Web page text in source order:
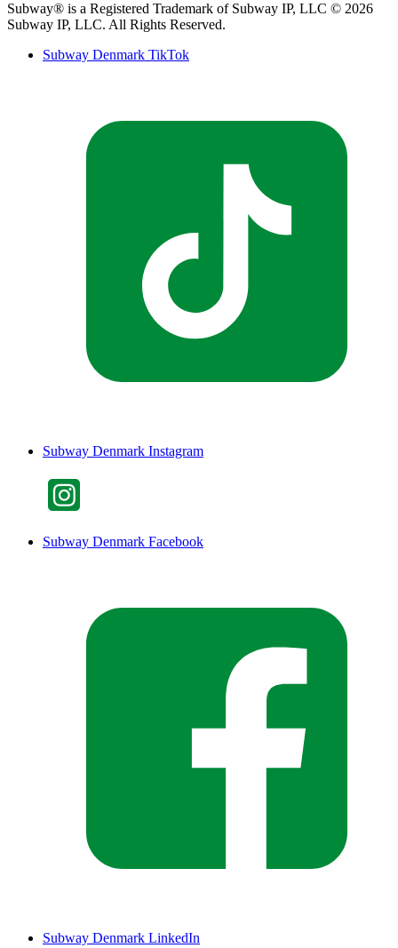
Subway® is a Registered Trademark of Subway IP, LLC © 2026
Subway IP, LLC. All Rights Reserved.​​​​‌ ‍ ​‍​‍‌‍ ‌ ​‍‌‍‍‌‌‍‌ ‌‍‍‌‌‍ ‍​‍​‍​ ‍‍​‍​‍‌ ​ ‌‍​‌‌‍ ‍‌‍‍‌‌ ‌​‌ ‍‌​‍ ‍‌‍‍‌‌‍ ​‍​‍​‍ ​​‍​‍‌‍‍​‌ ​‍‌‍‌‌‌‍‌‍​‍​‍​ ‍‍​‍​‍‌‍‍​‌ ‌​‌ ‌​‌ ​​‌ ​ ​ ‍‍​‍ ​‍ ‌‍ ‍‌‍ ‌ ​‍‌‍‌​‌‍‍‌‌‍​ ​‍ ‌‌‍​‍‌‍‍‌‌ ‌​‌‍‌‌‌ ​ ​‍ ‌‌‍‌ ‌ ​‍‌‍ ‌ ‌‌‌ ​​​‍ ‌‌ ​ ‌ ‌​‌ ‌‌‌‍‌​‌‍‍‌‌‍ ​‍ ‍‌ ‌‍‌‍‌‌‌ ​‍‌‍​ ‌‍‌‌‌‍ ​​‍ ‍‌‍​‌‌ ​​‌ ​​​‍ ‌‍‍‌‌‍ ‍‌ ‌​‌‍‌‌‌‍ ‍‌ ‌​​‍ ‌‍‌‌‌‍‌​‌‍‍‌‌ ‌​​‍ ‌‍ ‌‌‍ ‌‍‌​‌‍‌‌​ ‌‌ ​​‌ ​‍‌‍‌‌‌ ​ ‌‍‌‌‌‍ ‍‌ ‌​‌‍​‌‌ ‌​‌‍‍‌‌‍ ‌‍ ‍​ ‍ ‌‍‍‌‌‍‌​​ ‌​ ‌‍​ ​ ‌‍‌​​ ‌‌​ ​ ‌‍​‍​ ​‌​ ​​​‍ ‌​ ​‍​ ​‌​ ‌‌​ ​​​‍ ‌​ ‌​‌‍​ ‌‍​ ​ ​​​‍ ‌​ ‍​‌‍‌‌​ ‍‌​ ​‍​‍ ‌​ ‌ ‌‍‌‌​ ​‍​ ​‌​ ​‍​ ​ ​ ​ ‌‍‌‍‌‍​‍​ ‌‌​ ‍​‌‍​‌​ ‍ ‌ ‌​‌ ‍‌‌ ​​‌‍‌‌​ ‌‌ ‌ ‌‍‌‌‌‍​‍‌ ​ ‌‍‍‌‌ ‌​‌‍‌‌‌​‌‍‌‍ ‌‍ ‌ ‌​‌‍‌‌‌ ​‍​ ‍ ‌ ​​‌‍​‌‌ ‌​‌‍‍​​ ‌‌‍​ ‌‍ ‌ ​​‌ ‍‌‌ ​‍‌‍‍‌‌‍‌ ‌‍‍​‌ ‌​‌​ ‍‌‍ ‌ ‌​‌‍‍‌‌‍​ ‌‍‌‌​‍‌‌​ ‌‌‌​​‍‌‌ ‌‍‍ ‌‍‌‌‌ ‍‌​‍‌‌​ ​ ‌​‌​​‍‌‌​ ​ ‌​‌​​‍‌‌​ ​‍​ ​‍‌‍‌‌‌‍ ‍​‍‌‌​ ​‍​ ​‍​‍‌‌​ ‌‌‌​‌​​‍ ‍‌ ‌‍‌‍​‌‌‍ ​‌ ‌‌‌‍‌‌​ ‌‍​‍‌‍​‌‌ ​ ‌‍‌‌‌‌‌‌‌ ​‍‌‍ ​​ ‌‌‍‍​‌ ‌​‌ ‌​‌ ​​‌ ​ ​‍‌‌​ ​ ‌​​‌​‍‌‌​ ​‍‌​‌‍​‍‌‌​ ​‍‌​‌‍‌‍ ‍‌‍ ‌ ​‍‌‍‌​‌‍‍‌‌‍​ ​‍ ‌‌‍​‍‌‍‍‌‌ ‌​‌‍‌‌‌ ​ ​‍ ‌‌‍‌ ‌ ​‍‌‍ ‌ ‌‌‌ ​​​‍ ‌‌ ​ ‌ ‌​‌ ‌‌‌‍‌​‌‍‍‌‌‍ ​‍ ‍‌ ‌‍‌‍‌‌‌ ​‍‌‍​ ‌‍‌‌‌‍ ​​‍ ‍‌‍​‌‌ ​​‌ ​​​‍‌‍‌‍‍‌‌‍‌​​ ‌​ ‌‍​ ​ ‌‍‌​​ ‌‌​ ​ ‌‍​‍​ ​‌​ ​​​‍ ‌​ ​‍​ ​‌​ ‌‌​ ​​​‍ ‌​ ‌​‌‍​ ‌‍​ ​ ​​​‍ ‌​ ‍​‌‍‌‌​ ‍‌​ ​‍​‍ ‌​ ‌ ‌‍‌‌​ ​‍​ ​‌​ ​‍​ ​ ​ ​ ‌‍‌‍‌‍​‍​ ‌‌​ ‍​‌‍​‌​‍‌‍‌ ‌​‌ ‍‌‌ ​​‌‍‌‌​ ‌‌ ‌ ‌‍‌‌‌‍​‍‌ ​ ‌‍‍‌‌ ‌​‌‍‌‌‌​‌‍‌‍ ‌‍ ‌ ‌​‌‍‌‌‌ ​‍​‍‌‍‌ ​​‌‍​‌‌ ‌​‌‍‍​​ ‌‌‍​ ‌‍ ‌ ​​‌ ‍‌‌ ​‍‌‍‍‌‌‍‌ ‌‍‍​‌ ‌​‌​ ‍‌‍ ‌ ‌​‌‍‍‌‌‍​ ‌‍‌‌​‍‌‌​ ‌‌‌​​‍‌‌ ‌‍‍ ‌‍‌‌‌ ‍‌​‍‌‌​ ​ ‌​‌​​‍‌‌​ ​ ‌​‌​​‍‌‌​ ​‍​ ​‍‌‍‌‌‌‍ ‍​‍‌‌​ ​‍​ ​‍​‍‌‌​ ‌‌‌​‌​​‍ ‍‌ ‌‍‌‍​‌‌‍ ​‌ ‌‌‌‍‌‌​‍‌‍‌ ​​‌‍‌‌‌ ​‍‌ ​ ‌ ​​‌‍‌‌‌‍​ ‌ ‌​‌‍‍‌‌ ‌‍‌‍‌‌​ ‌‌ ​​‌ ‌‌‌‍​‍‌‍ ​‌‍‍‌‌ ​ ‌‍‍​‌‍‌‌‌‍‌​​‍​‍‌ ‌
Subway Denmark TikTok
Subway Denmark Instagram
Subway Denmark Facebook
Subway Denmark LinkedIn